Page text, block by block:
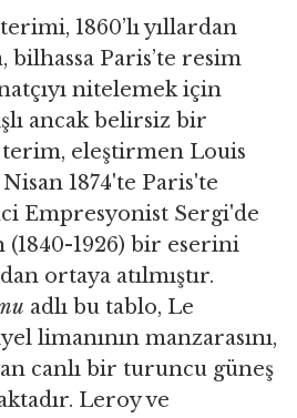
1860’lı yıllardan
bilhassa Paris’te resim
nitelemek için
ancak belirsiz bir
terim, eleştirmen Louis
1874'te Paris'te
Empresyonist Sergi'de
1926) bir eserini
ortaya atılmıştır.
adlı bu tablo, Le
limanının manzarasını,
canlı bir turuncu güneş
Leroy ve